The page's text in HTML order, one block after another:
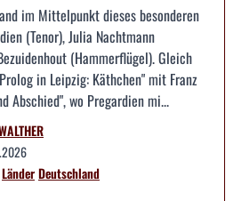
im Mittelpunkt dieses besonderen
(Tenor), Julia Nachtmann
(Hammerflügel). Gleich
in Leipzig: Käthchen" mit Franz
Abschied", wo Pregardien mi...
LänderDeutschland